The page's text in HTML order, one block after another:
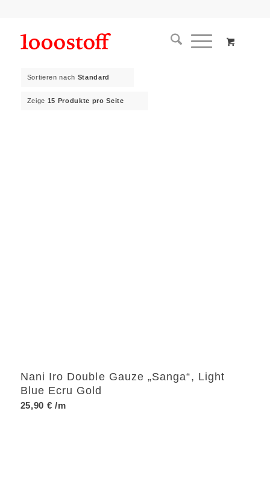
Sortieren nach Standard
Zeige 15 Produkte pro Seite
Nani Iro Double Gauze „Sanga“, Light
Blue Ecru Gold
25,90 € /m